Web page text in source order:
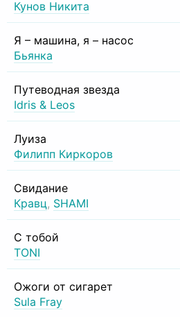
Кунов Никита
Я – машина, я – насос
Бьянка
Путеводная звезда
Idris & Leos
Луиза
Филипп Киркоров
Свидание
Кравц, SHAMI
С тобой
TONI
Ожоги от сигарет
Sula Fray